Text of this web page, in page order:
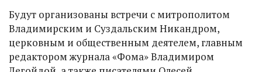
Будут организованы встречи с митрополитом
Владимирским и Суздальским Никандром,
церковным и общественным деятелем, главным
редактором журнала «Фома» Владимиром